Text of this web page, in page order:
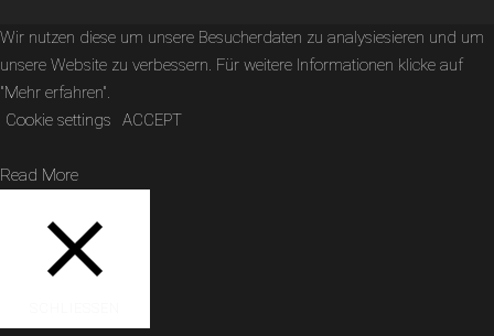
Wir nutzen diese um unsere Besucherdaten zu analysiesieren und um
unsere Website zu verbessern. Für weitere Informationen klicke auf
"Mehr erfahren".
Cookie settings
ACCEPT
Read More